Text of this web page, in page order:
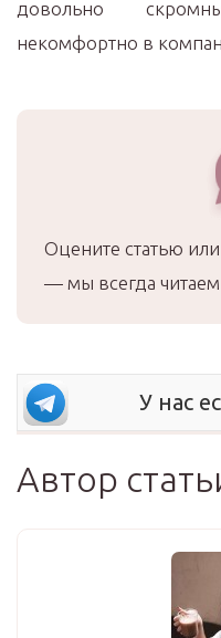
довольно
некомфортно в
Оцените статью
— мы всегда
У нас
Автор